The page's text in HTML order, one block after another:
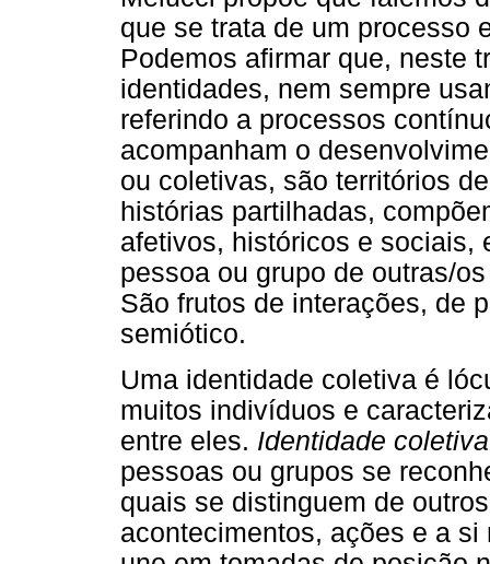
que se trata de um processo
Podemos afirmar que, neste
identidades, nem sempre
referindo a processos
acompanham o
ou coletivas, são territórios
histórias partilhadas,
afetivos, históricos e sociais,
pessoa ou grupo de outras/
São frutos de interações, de
semiótico.
Uma identidade coletiva é
muitos indivíduos e
entre eles. Identidade
pessoas ou grupos se
quais se distinguem de
acontecimentos, ações e a